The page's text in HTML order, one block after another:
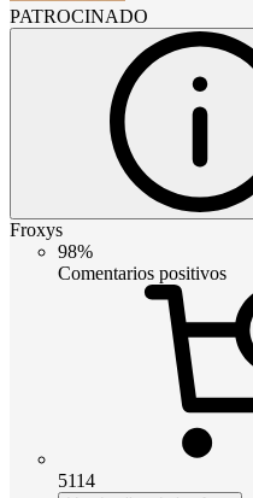
PATROCINADO
Froxys
98%
Comentarios positivos
5114